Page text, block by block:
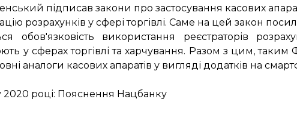
підписав закони про застосування касових
розрахунків у сфері торгівлі. Саме на цей закон
обов'язковість використання реєстраторів
у сферах торгівлі та харчування. Разом з цим,
аналоги касових апаратів у вигляді додатків на
році: Пояснення Нацбанку